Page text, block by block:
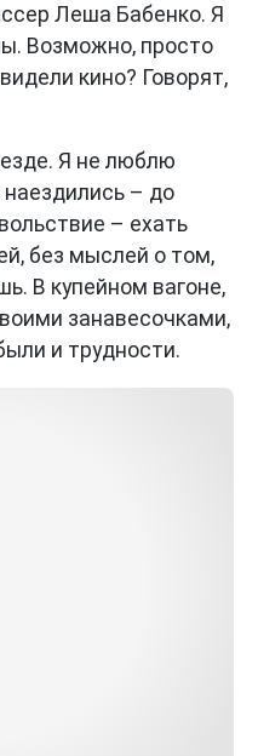
Леша Бабенко. Я
Возможно, просто
кино? Говорят,
Я не люблю
– до
– ехать
без мыслей о том,
В купейном вагоне,
занавесочками,
и трудности.